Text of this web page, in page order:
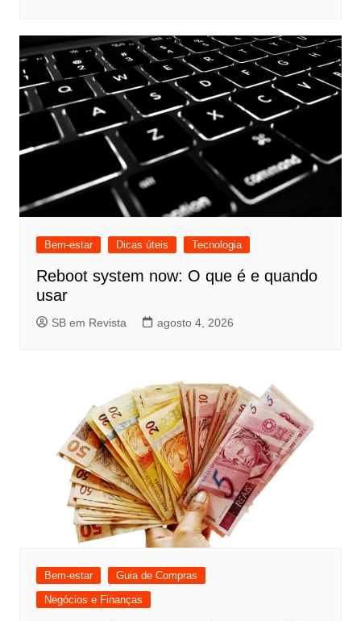
Bem-estar Dicas úteis Tecnologia
Reboot system now: O que é e quando
usar
SB em Revista agosto 4, 2026
Bem-estar
Guia de Compras
Negócios e Finanças